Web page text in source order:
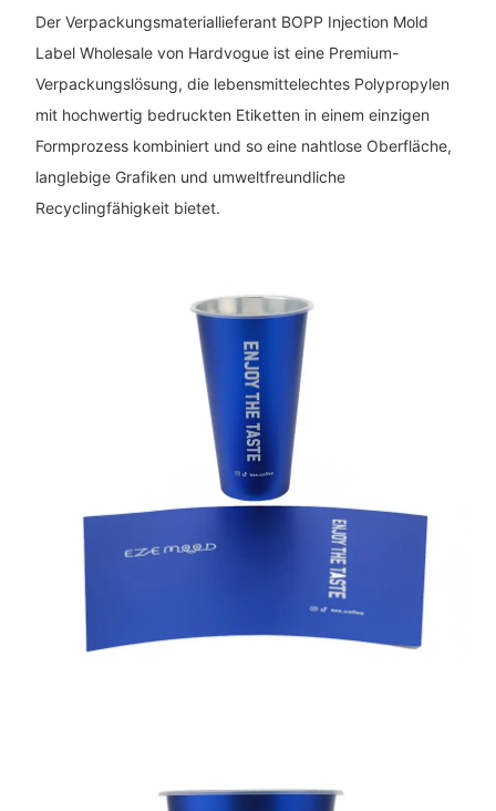
Der Verpackungsmateriallieferant BOPP Injection Mold
Label Wholesale von Hardvogue ist eine Premium-
Verpackungslösung, die lebensmittelechtes Polypropylen
mit hochwertig bedruckten Etiketten in einem einzigen
Formprozess kombiniert und so eine nahtlose Oberfläche,
langlebige Grafiken und umweltfreundliche
Recyclingfähigkeit bietet.